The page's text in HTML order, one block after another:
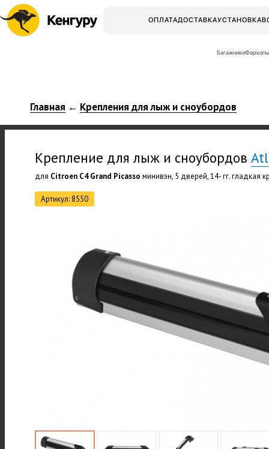
ОПЛАТАДОСТАВКАУСТАНОВКА
БагажникиФаркопы
Главная ← Крепления для лыж и сноубордов
Крепление для лыж и сноубордов
для Citroen C4 Grand Picasso минивэн, 5 дверей, 14- гг. гладкая
Артикул: 8550